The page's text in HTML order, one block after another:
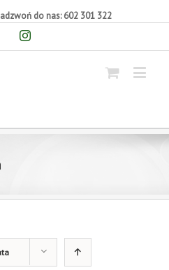
do nas: 602 301 322
FacebookInstagram